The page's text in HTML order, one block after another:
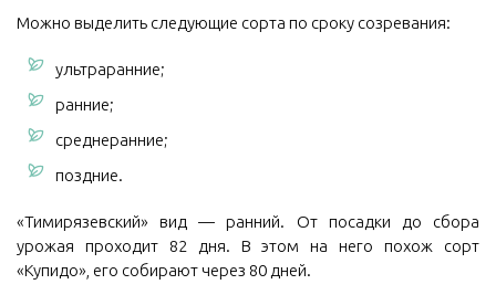
Можно выделить следующие сорта по сроку созревания:
ультраранние;
ранние;
среднеранние;
поздние.
«Тимирязевский» вид — ранний. От посадки до сбора
урожая проходит 82 дня. В этом на него похож сорт
«Купидо», его собирают через 80 дней.